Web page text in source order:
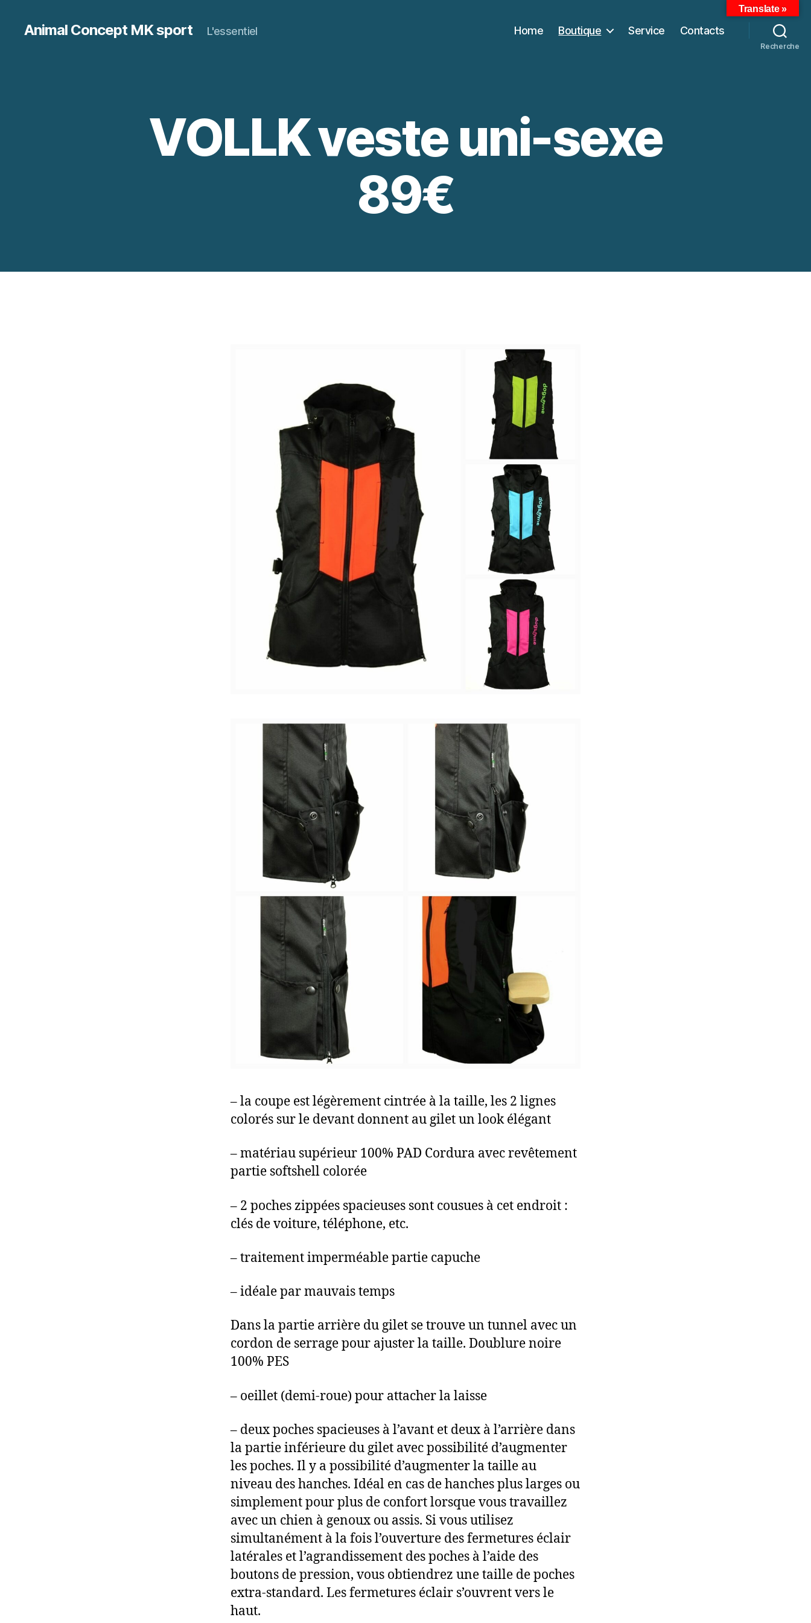
Animal Concept MK sport L'essentiel Home Boutique Service Contacts
Recherche
VOLLK veste uni-sexe
89€
– la coupe est légèrement cintrée à la taille, les 2 lignes
colorés sur le devant donnent au gilet un look élégant
– matériau supérieur 100% PAD Cordura avec revêtement
partie softshell colorée
– 2 poches zippées spacieuses sont cousues à cet endroit :
clés de voiture, téléphone, etc.
– traitement imperméable partie capuche
– idéale par mauvais temps
Dans la partie arrière du gilet se trouve un tunnel avec un
cordon de serrage pour ajuster la taille. Doublure noire
100% PES
– oeillet (demi-roue) pour attacher la laisse
– deux poches spacieuses à l’avant et deux à l’arrière dans
la partie inférieure du gilet avec possibilité d’augmenter
les poches. Il y a possibilité d’augmenter la taille au
niveau des hanches. Idéal en cas de hanches plus larges ou
simplement pour plus de confort lorsque vous travaillez
avec un chien à genoux ou assis. Si vous utilisez
simultanément à la fois l’ouverture des fermetures éclair
latérales et l’agrandissement des poches à l’aide des
boutons de pression, vous obtiendrez une taille de poches
extra-standard. Les fermetures éclair s’ouvrent vers le
haut.
Translate »